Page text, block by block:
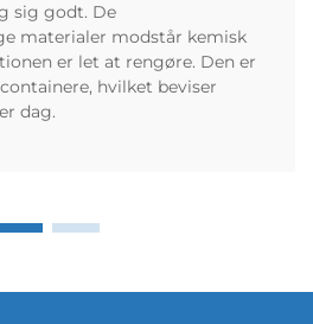
sig godt. De
materialer modstår kemisk
er let at rengøre. Den er
hvilket beviser
dag.